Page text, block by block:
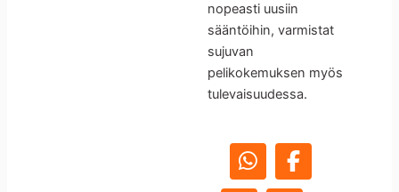
nopeasti uusiin
sääntöihin, varmistat
sujuvan
pelikokemuksen myös
tulevaisuudessa.